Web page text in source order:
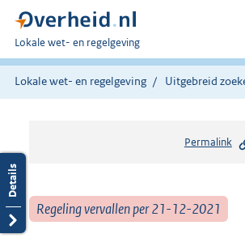
U
bent
hier:
Lokale wet- en regelgeving
Lokale wet- en regelgeving Uitgebreid
Permalink
Regeling vervallen per 21-12-2021